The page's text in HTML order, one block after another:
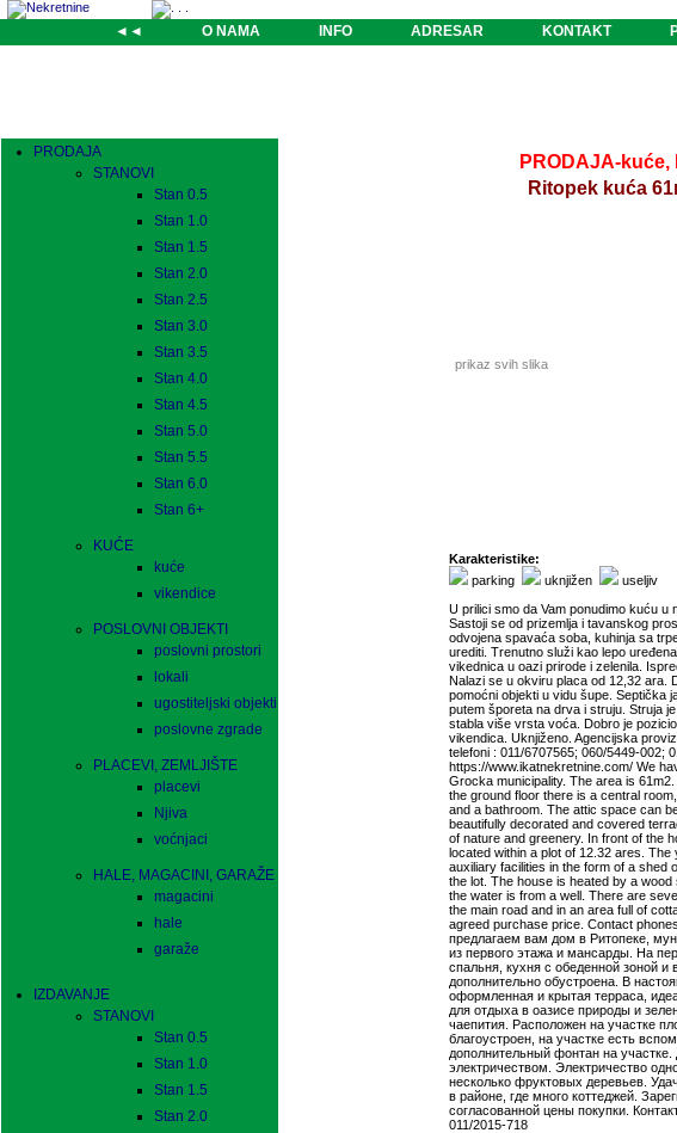
◄◄ O NAMA INFO ADRESAR KONTAKT
PRODAJA
STANOVI
Stan 0.5
Stan 1.0
Stan 1.5
Stan 2.0
Stan 2.5
Stan 3.0
Stan 3.5
Stan 4.0
Stan 4.5
Stan 5.0
Stan 5.5
Stan 6.0
Stan 6+
KUĆE
kuće
vikendice
POSLOVNI OBJEKTI
poslovni prostori
lokali
ugostiteljski objekti
poslovne zgrade
PLACEVI, ZEMLJIŠTE
placevi
Njiva
voćnjaci
HALE, MAGACINI, GARAŽE
magacini
hale
garaže
IZDAVANJE
STANOVI
Stan 0.5
Stan 1.0
Stan 1.5
Stan 2.0
PRODAJA-
Ritopek kuća
prikaz svih slika
Karakteristike:
parking
uknjižen
useljiv
U prilici smo da Vam ponudimo kuću u
Sastoji se od prizemlja i tavanskog
odvojena spavaća soba, kuhinja sa
urediti. Trenutno služi kao lepo
vikednica u oazi prirode i zelenila.
Nalazi se u okviru placa od 12,32 ara.
pomoćni objekti u vidu šupe. Septička
putem šporeta na drva i struju. Struja
stabla više vrsta voća. Dobro je
vikendica. Uknjiženo. Agencijska
telefoni : 011/6707565; 060/5449-002;
https://www.ikatnekretnine.com/ We
Grocka municipality. The area is
the ground floor there is a central
and a bathroom. The attic space can
beautifully decorated and covered
of nature and greenery. In front of the
located within a plot of 12.32 ares.
auxiliary facilities in the form of a shed
the lot. The house is heated by a
the water is from a well. There are
the main road and in an area full of
agreed purchase price. Contact
предлагаем вам дом в Ритопеке,
из первого этажа и мансарды. На
спальня, кухня с обеденной зоной
дополнительно обустроена. В
оформленная и крытая терраса,
для отдыха в оазисе природы и
чаепития. Расположен на участке
благоустроен, на участке есть
дополнительный фонтан на
электричеством. Электричество
несколько фруктовых деревьев.
в районе, где много коттеджей.
согласованной цены покупки.
011/2015-718